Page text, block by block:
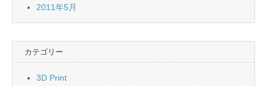
2011年5月
カテゴリー
3D Print